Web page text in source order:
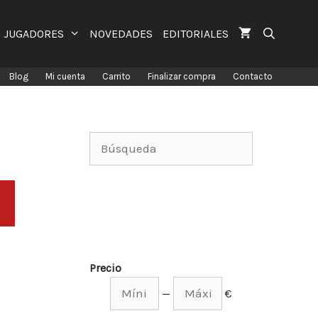
JUGADORES NOVEDADES EDITORIALES
Blog Mi cuenta Carrito Finalizar compra Contacto
Precio
— €